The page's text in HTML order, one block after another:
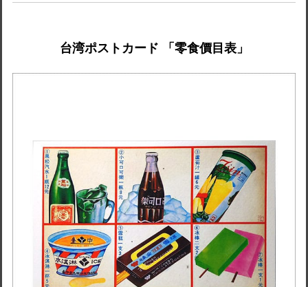
台湾ポストカード 「零食價目表」